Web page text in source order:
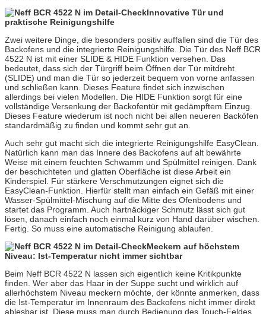
Innovative Tür und
praktische Reinigungshilfe
Zwei weitere Dinge, die besonders positiv auffallen sind die Tür des
Backofens und die integrierte Reinigungshilfe. Die Tür des Neff BCR
4522 N ist mit einer SLIDE & HIDE Funktion versehen. Das
bedeutet, dass sich der Türgriff beim Öffnen der Tür mitdreht
(SLIDE) und man die Tür so jederzeit bequem von vorne anfassen
und schließen kann. Dieses Feature findet sich inzwischen
allerdings bei vielen Modellen. Die HIDE Funktion sorgt für eine
vollständige Versenkung der Backofentür mit gedämpftem Einzug.
Dieses Feature wiederum ist noch nicht bei allen neueren Backöfen
standardmäßig zu finden und kommt sehr gut an.
Auch sehr gut macht sich die integrierte Reinigungshilfe EasyClean.
Natürlich kann man das Innere des Backofens auf alt bewährte
Weise mit einem feuchten Schwamm und Spülmittel reinigen. Dank
der beschichteten und glatten Oberfläche ist diese Arbeit ein
Kinderspiel. Für stärkere Verschmutzungen eignet sich die
EasyClean-Funktion. Hierfür stellt man einfach ein Gefäß mit einer
Wasser-Spülmittel-Mischung auf die Mitte des Ofenbodens und
startet das Programm. Auch hartnäckiger Schmutz lässt sich gut
lösen, danach einfach noch einmal kurz von Hand darüber wischen.
Fertig. So muss eine automatische Reinigung ablaufen.
Meckern auf höchstem
Niveau: Ist-Temperatur nicht immer sichtbar
Beim Neff BCR 4522 N lassen sich eigentlich keine Kritikpunkte
finden. Wer aber das Haar in der Suppe sucht und wirklich auf
allerhöchstem Niveau meckern möchte, der könnte anmerken, dass
die Ist-Temperatur im Innenraum des Backofens nicht immer direkt
ablesbar ist. Diese muss man durch Bedienung des Touch-Feldes